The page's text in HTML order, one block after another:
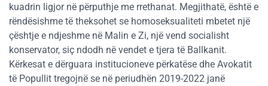
kuadrin ligjor në përputhje me rrethanat. Megjithatë, është e
rëndësishme të theksohet se homoseksualiteti mbetet një
çështje e ndjeshme në Malin e Zi, një vend socialisht
konservator, siç ndodh në vendet e tjera të Ballkanit.
Kërkesat e dërguara institucioneve përkatëse dhe Avokatit
të Popullit tregojnë se në periudhën 2019-2022 janë